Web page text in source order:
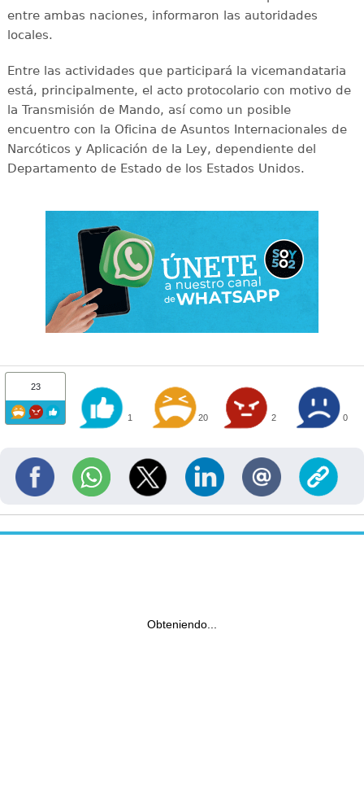
entre ambas naciones, informaron las autoridades
locales.
Entre las actividades que participará la vicemandataria
está, principalmente, el acto protocolario con motivo de
la Transmisión de Mando, así como un posible
encuentro con la Oficina de Asuntos Internacionales de
Narcóticos y Aplicación de la Ley, dependiente del
Departamento de Estado de los Estados Unidos.
23
1 20 2 0
Obteniendo...